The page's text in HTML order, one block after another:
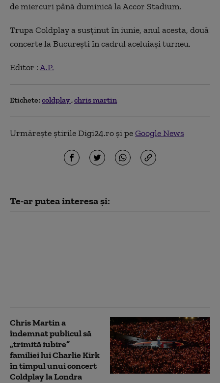
de miercuri până duminică la Accor Stadium.
Trupa Coldplay a susţinut în iunie, anul acesta, două
concerte la Bucureşti în cadrul aceluiaşi turneu.
Editor :A.P.
Etichete: coldplay chris martin
Urmărește știrile Digi24.ro și peGoogle News
Te-ar putea interesa și:
Chris Martin a
îndemnat publicul să
„trimită iubire”
familiei lui Charlie Kirk
în timpul unui concert
Coldplay la Londra